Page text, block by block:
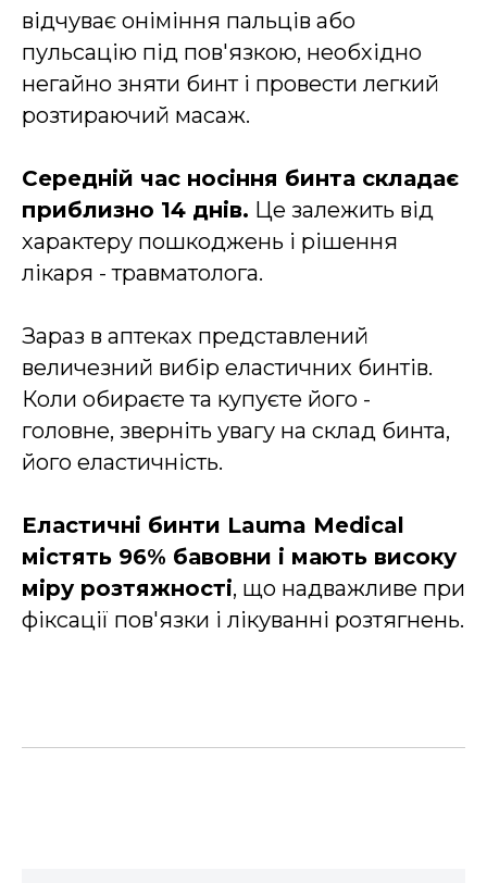
відчуває оніміння пальців або
пульсацію під пов'язкою, необхідно
негайно зняти бинт і провести легкий
розтираючий масаж.
Середній час носіння бинта складає
приблизно 14 днів. Це залежить від
характеру пошкоджень і рішення
лікаря - травматолога.
Зараз в аптеках представлений
величезний вибір еластичних бинтів.
Коли обираєте та купуєте його -
головне, зверніть увагу на склад бинта,
його еластичність.
Еластичні бинти Lauma Medical
містять 96% бавовни і мають високу
міру розтяжності, що надважливе при
фіксації пов'язки і лікуванні розтягнень.